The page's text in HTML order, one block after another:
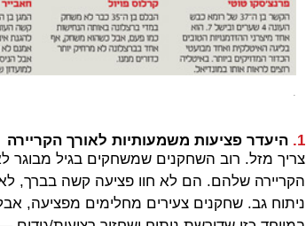
1. היעדר פציעות משמעותיות לאורך הקריירה
צריך מזל. רוב השחקנים שמשחקים בגיל מבוגר
הקריירה שלהם. הם לא חוו פציעה קשה בברך,
ניתוח גב. שחקנים צעירים מחלימים מפציעה,